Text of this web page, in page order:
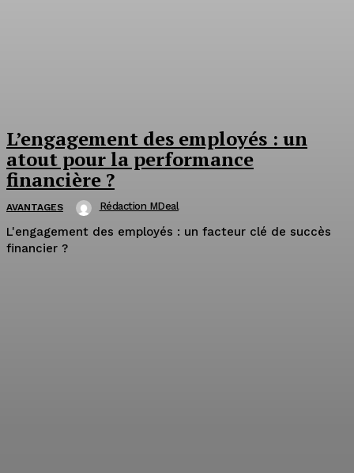
L’engagement des employés : un
atout pour la performance
financière ?
AVANTAGES Rédaction MDeal
L'engagement des employés : un facteur clé de succès
financier ?